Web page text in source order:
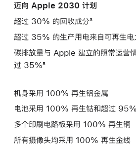
迈向 Apple 2030 计划
超过 30% 的回收成分³
超过 35% 的生产用电来自可再生电
碳排放量与 Apple 建立的照常运营
过 35%⁵
机身采用 100% 再生铝金属
电池采用 100% 再生钴和超过
多个印刷电路板采用 100% 再生铜
所有摄像头均采用 100% 再生金线